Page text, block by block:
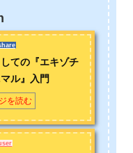
ての『エキゾチ
ル』入門
を読む